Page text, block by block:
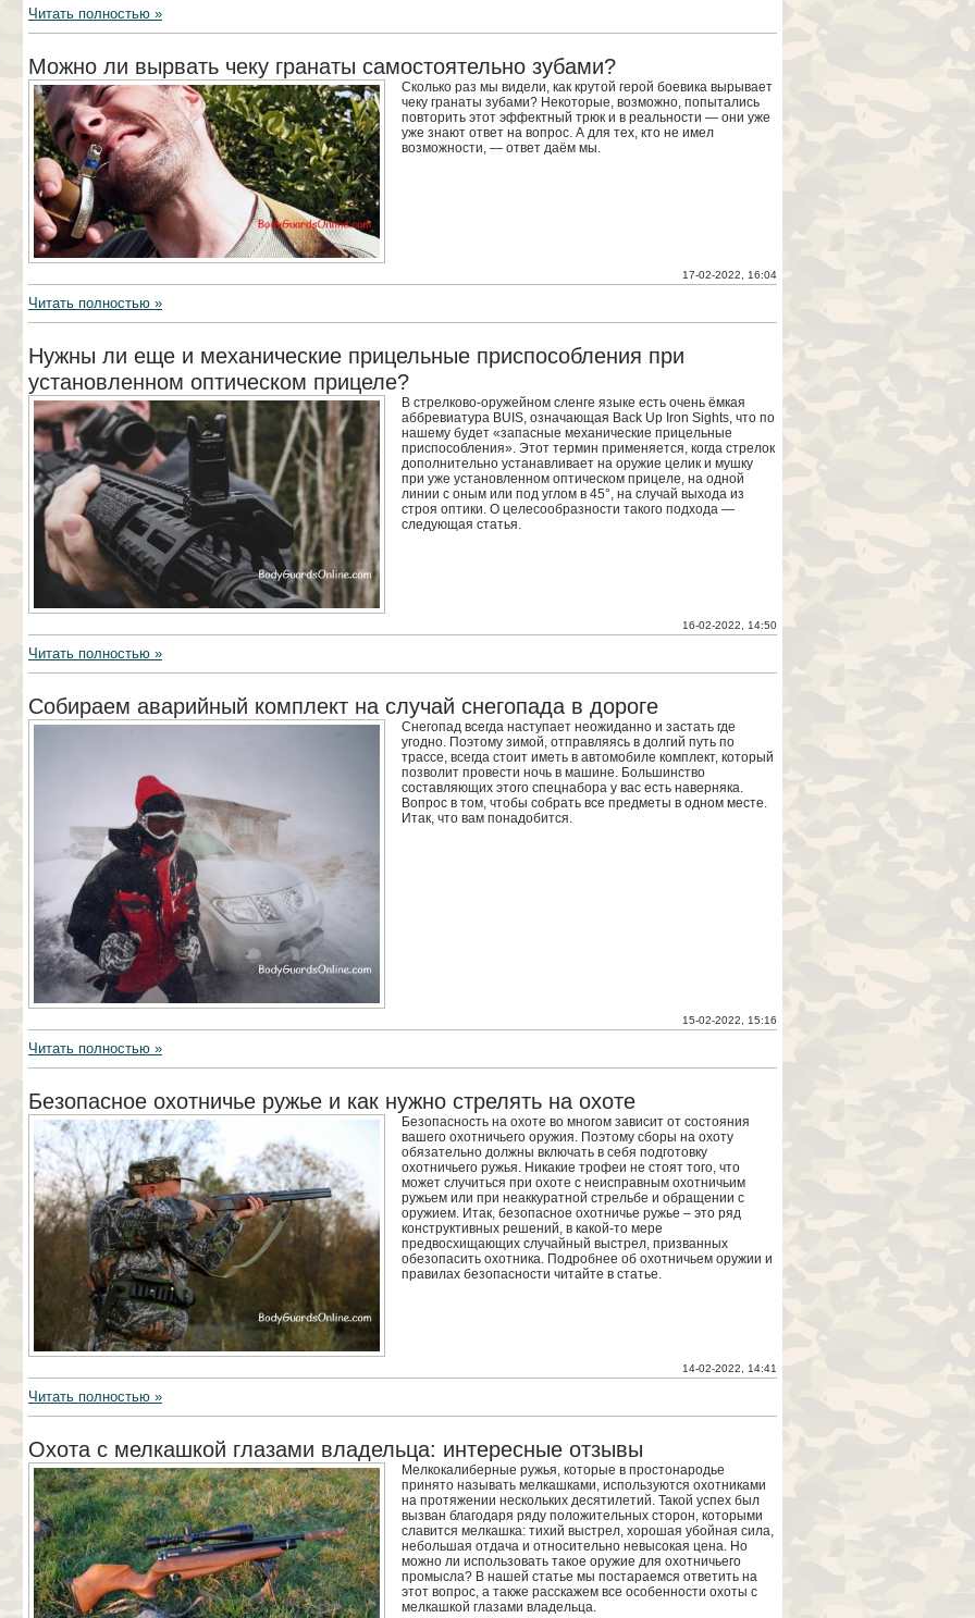
Читать полностью »
17-02-2022, 16:04
Можно ли вырвать чеку гранаты самостоятельно зубами?
Сколько раз мы видели, как крутой герой боевика вырывает
чеку гранаты зубами? Некоторые, возможно, попытались
повторить этот эффектный трюк и в реальности — они уже
уже знают ответ на вопрос. А для тех, кто не имел
возможности, — ответ даём мы.
Читать полностью »
16-02-2022, 14:50
Нужны ли еще и механические прицельные приспособления при
установленном оптическом прицеле?
В стрелково-оружейном сленге языке есть очень ёмкая
аббревиатура BUIS, означающая Back Up Iron Sights, что по
нашему будет «запасные механические прицельные
приспособления». Этот термин применяется, когда стрелок
дополнительно устанавливает на оружие целик и мушку
при уже установленном оптическом прицеле, на одной
линии с оным или под углом в 45°, на случай выхода из
строя оптики. О целесообразности такого подхода —
следующая статья.
Читать полностью »
15-02-2022, 15:16
Собираем аварийный комплект на случай снегопада в дороге
Снегопад всегда наступает неожиданно и застать где
угодно. Поэтому зимой, отправляясь в долгий путь по
трассе, всегда стоит иметь в автомобиле комплект, который
позволит провести ночь в машине. Большинство
составляющих этого спецнабора у вас есть наверняка.
Вопрос в том, чтобы собрать все предметы в одном месте.
Итак, что вам понадобится.
Читать полностью »
14-02-2022, 14:41
Безопасное охотничье ружье и как нужно стрелять на охоте
Безопасность на охоте во многом зависит от состояния
вашего охотничьего оружия. Поэтому сборы на охоту
обязательно должны включать в себя подготовку
охотничьего ружья. Никакие трофеи не стоят того, что
может случиться при охоте с неисправным охотничьим
ружьем или при неаккуратной стрельбе и обращении с
оружием. Итак, безопасное охотничье ружье – это ряд
конструктивных решений, в какой-то мере
предвосхищающих случайный выстрел, призванных
обезопасить охотника. Подробнее об охотничьем оружии и
правилах безопасности читайте в статье.
Читать полностью »
Охота с мелкашкой глазами владельца: интересные отзывы
Мелкокалиберные ружья, которые в простонародье
принято называть мелкашками, используются охотниками
на протяжении нескольких десятилетий. Такой успех был
вызван благодаря ряду положительных сторон, которыми
славится мелкашка: тихий выстрел, хорошая убойная сила,
небольшая отдача и относительно невысокая цена. Но
можно ли использовать такое оружие для охотничьего
промысла? В нашей статье мы постараемся ответить на
этот вопрос, а также расскажем все особенности охоты с
мелкашкой глазами владельца.